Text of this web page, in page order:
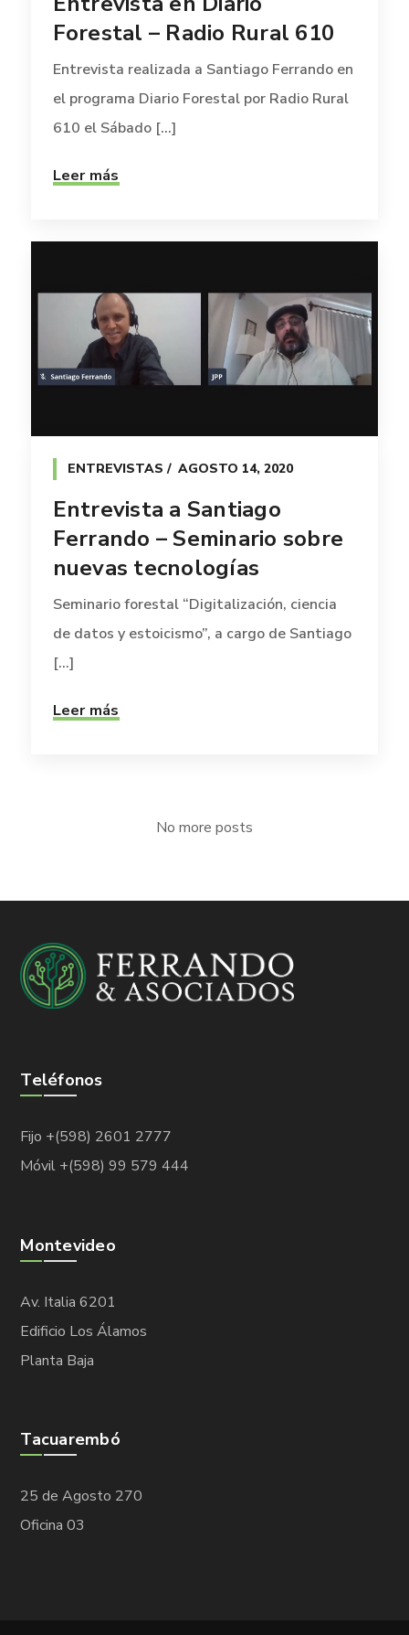
Forestal – Radio Rural 610
Entrevista realizada a Santiago Ferrando en
el programa Diario Forestal por Radio Rural
610 el Sábado [...]
Leer más
ENTREVISTAS AGOSTO 14, 2020
Entrevista a Santiago
Ferrando – Seminario sobre
nuevas tecnologías
Seminario forestal “Digitalización, ciencia
de datos y estoicismo”, a cargo de Santiago
[...]
Leer más
No more posts
Teléfonos
Fijo +(598) 2601 2777
Móvil +(598) 99 579 444
Montevideo
Av. Italia 6201
Edificio Los Álamos
Planta Baja
Tacuarembó
25 de Agosto 270
Oficina 03